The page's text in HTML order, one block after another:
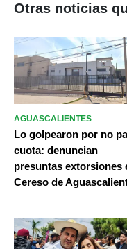
Otras noticias
AGUASCALIENTES
Lo golpearon por no
cuota: denuncian
presuntas extorsiones
Cereso de